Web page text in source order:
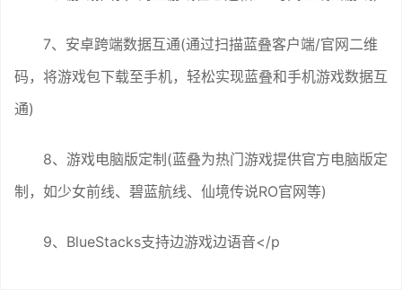
7、安卓跨端数据互通(通过扫描蓝叠客户端/官网二维
码，将游戏包下载至手机，轻松实现蓝叠和手机游戏数据互
通)
8、游戏电脑版定制(蓝叠为热门游戏提供官方电脑版定
制，如少女前线、碧蓝航线、仙境传说RO官网等)
9、BlueStacks支持边游戏边语音</p